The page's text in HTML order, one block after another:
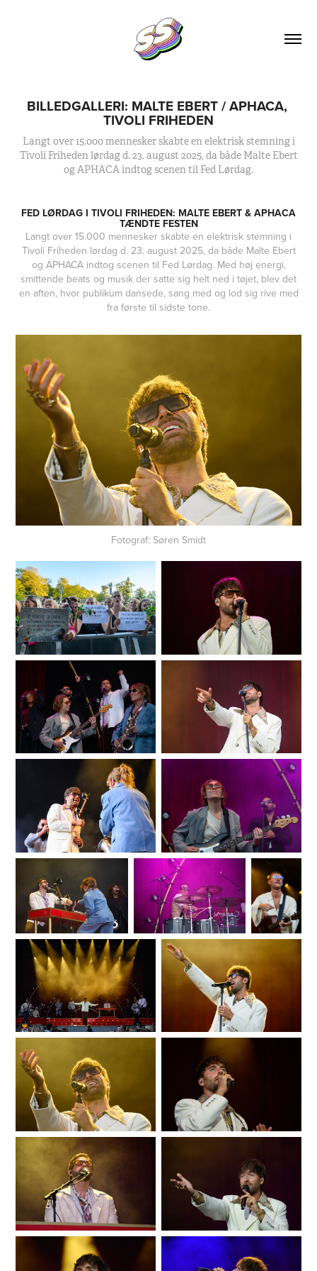
BILLEDGALLERI: MALTE EBERT / APHACA,
TIVOLI FRIHEDEN
Langt over 15.000 mennesker skabte en elektrisk stemning i
Tivoli Friheden lørdag d. 23. august 2025, da både Malte Ebert
og APHACA indtog scenen til Fed Lørdag.
FED LØRDAG I TIVOLI FRIHEDEN: MALTE EBERT & APHACA
TÆNDTE FESTEN
Langt over 15.000 mennesker skabte en elektrisk stemning i
Tivoli Friheden lørdag d. 23. august 2025, da både Malte Ebert
og APHACA indtog scenen til Fed Lørdag. Med høj energi,
smittende beats og musik der satte sig helt ned i tøjet, blev det
en aften, hvor publikum dansede, sang med og lod sig rive med
fra første til sidste tone.
Fotograf: Søren Smidt